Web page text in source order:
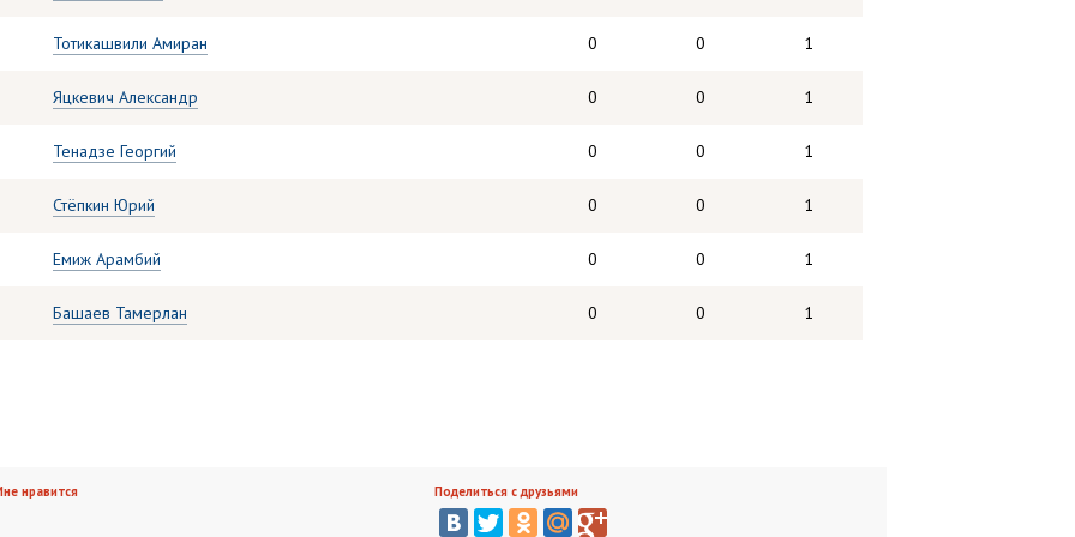
Тотикашвили Амиран 0 0 1
Яцкевич Александр 0 0 1
Тенадзе Георгий 0 0 1
Стёпкин Юрий 0 0 1
Емиж Арамбий 0 0 1
Башаев Тамерлан 0 0 1
нравится Поделиться с друзьями